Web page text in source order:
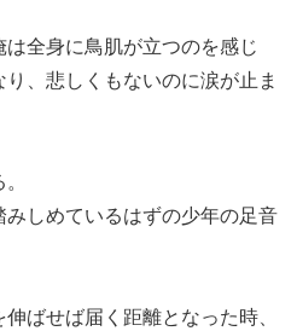
全身に鳥肌が立つのを感じ
、悲しくもないのに涙が止ま
しめているはずの少年の足音
ばせば届く距離となった時、